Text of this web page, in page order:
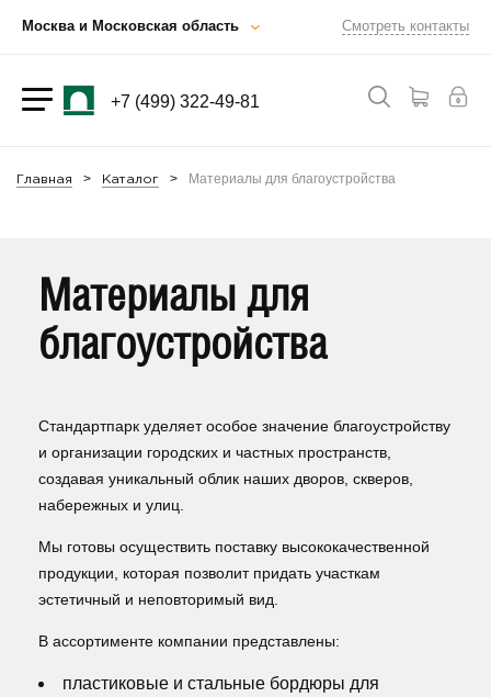
Москва и Московская область Смотреть контакты
+7 (499) 322-49-81
Главная Каталог Материалы для благоустройства
Материалы для
благоустройства
Стандартпарк уделяет особое значение благоустройству
и организации городских и частных пространств,
создавая уникальный облик наших дворов, скверов,
набережных и улиц.
Мы готовы осуществить поставку высококачественной
продукции, которая позволит придать участкам
эстетичный и неповторимый вид.
В ассортименте компании представлены:
пластиковые и стальные бордюры для